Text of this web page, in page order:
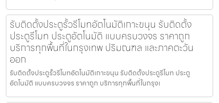
รับติดตั้งประตูรั้วรีโมทอัตโนมัติเกาะขนุน รับติดตั้ง
ประตูรีโมท ประตูอัตโนมัติ แบบครบวงจร ราคาถูก
บริการทุกพื้นที่ในกรุงเทพ ปริมณฑล และภาคตะวัน
ออก
รับติดตั้งประตูรั้วรีโมทอัตโนมัติเกาะขนุน รับติดตั้งประตูรีโมท ประตู
อัตโนมัติ แบบครบวงจร ราคาถูก บริการทุกพื้นที่ในกรุงเ